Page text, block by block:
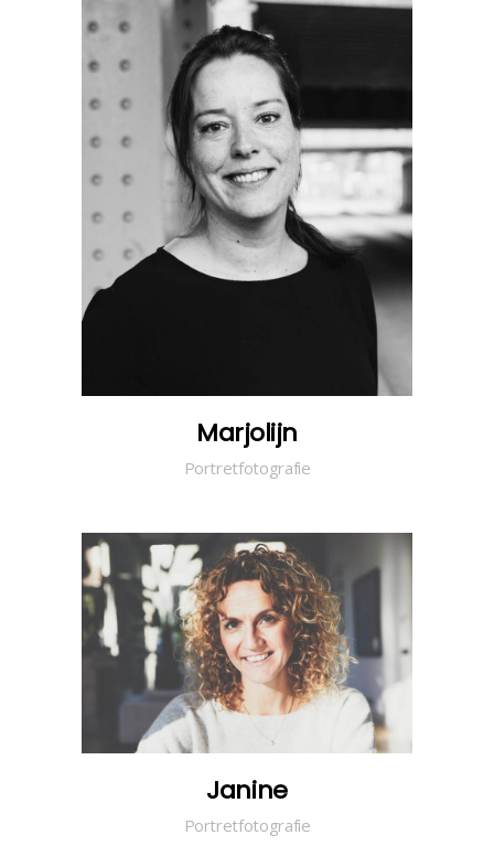
Marjolijn
Portretfotografie
Janine
Portretfotografie